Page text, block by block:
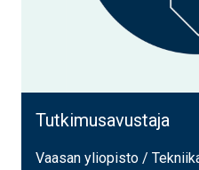
Tutkimusavustaja
Vaasan yliopisto /